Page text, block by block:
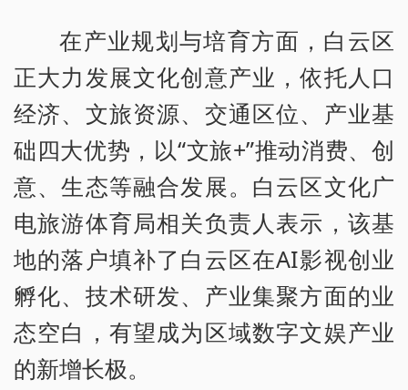
在产业规划与培育方面，白云区
正大力发展文化创意产业，依托人口
经济、文旅资源、交通区位、产业基
础四大优势，以“文旅+”推动消费、创
意、生态等融合发展。白云区文化广
电旅游体育局相关负责人表示，该基
地的落户填补了白云区在AI影视创业
孵化、技术研发、产业集聚方面的业
态空白，有望成为区域数字文娱产业
的新增长极。